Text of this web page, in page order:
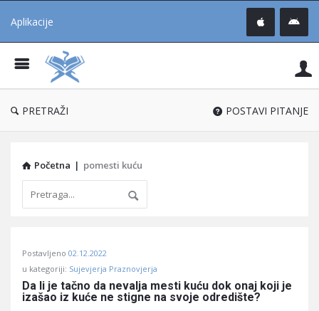
Aplikacije
®
PRETRAŽI POSTAVI PITANJE
Početna | pomesti kuću
Učene
Latest
Postavljeno 02.12.2022
u kategoriji: Sujevjerja Praznovjerja
Da li je tačno da nevalja mesti kuću dok onaj koji je
izašao iz kuće ne stigne na svoje odredište?